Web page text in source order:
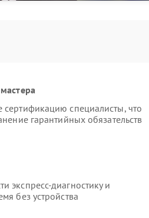
специалисты, что
гарантийных обязательств
экспресс-диагностику и
без устройства